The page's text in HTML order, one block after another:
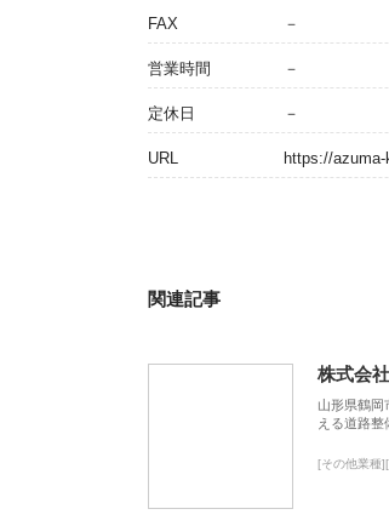
FAX －
営業時間 －
定休日 －
URL https://
関連記事
株式会
山形県鶴岡
える道路
[その他業種